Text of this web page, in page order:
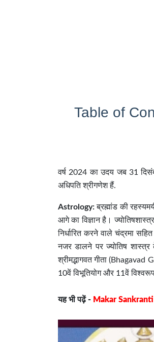
Table of
वर्ष 2024 का उदय जब 31
अधिपति श्रीगणेश हैं.
Astrology:ब्रह्मांड की
आगे का विज्ञान है।
निर्धारित करने वाले चंद्रमा
नजर डालने पर ज्योतिष
श्रीमद्भागवत गीता
10वें विभूतियोग और 11वें
यह भी पढ़ें - Makar Sankranti